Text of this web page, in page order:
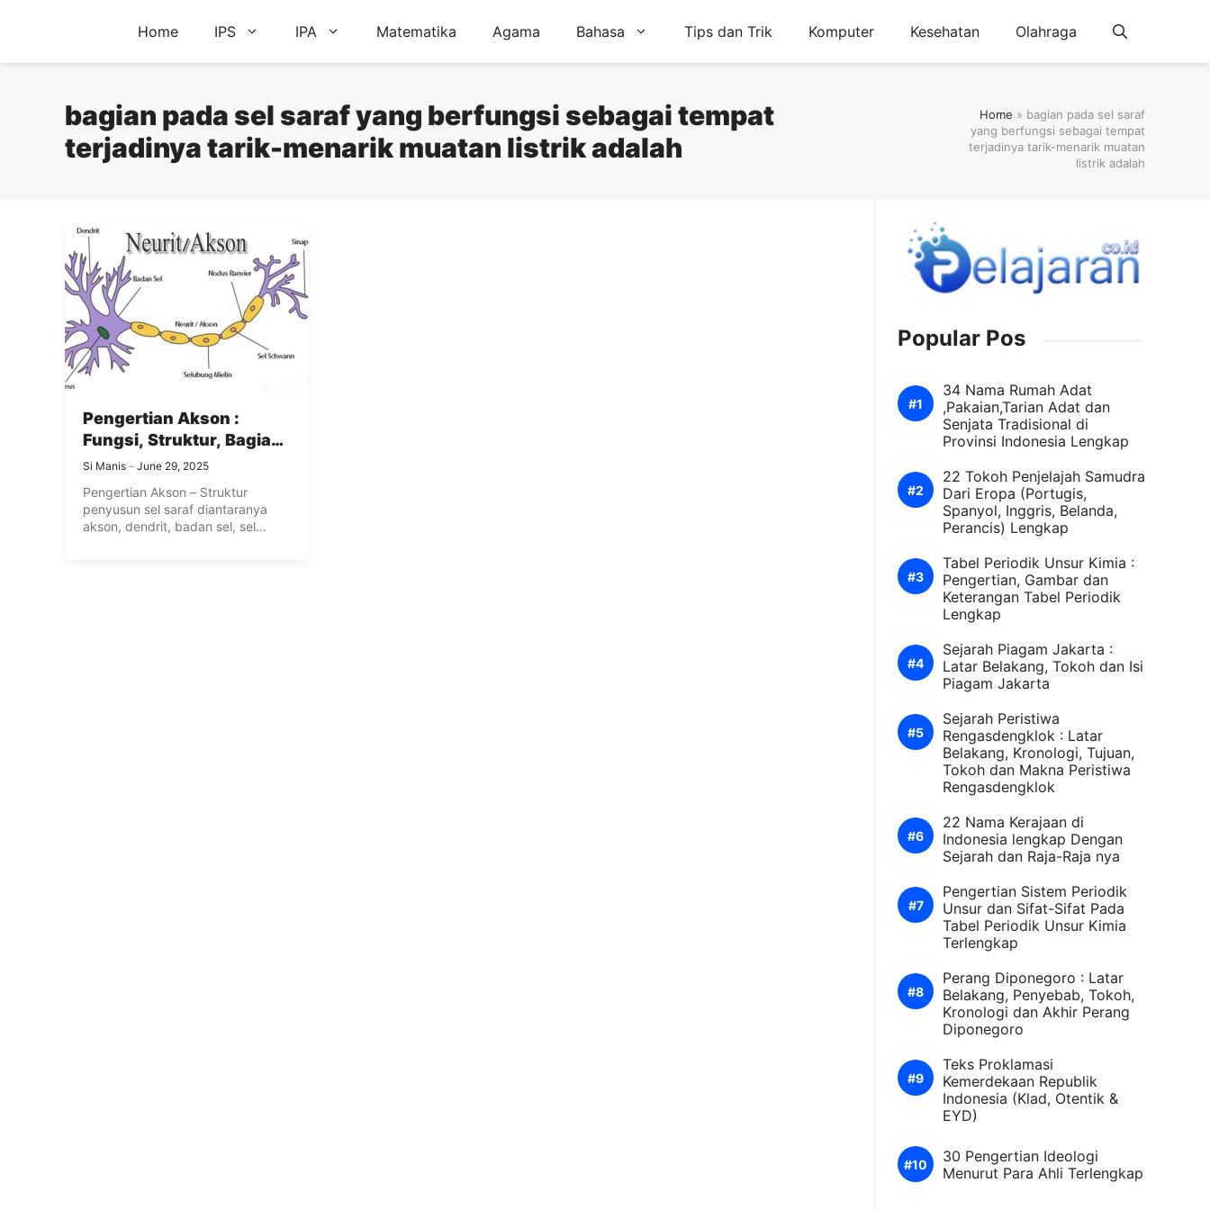
Home IPS IPA Matematika Agama Bahasa Tips dan Trik Komputer Kesehatan Olahraga
bagian pada sel saraf yang berfungsi sebagai tempat
terjadinya tarik-menarik muatan listrik adalah
Home » bagian pada sel saraf
yang berfungsi sebagai tempat
terjadinya tarik-menarik muatan
listrik adalah
Pengertian Akson :
Fungsi, Struktur, Bagian
dan Cara Kerja Akson
Pada Sel Saraf
Si Manis June 29, 2025
Pengertian Akson – Struktur
penyusun sel saraf diantaranya
akson, dendrit, badan sel, sel
Popular Pos
34 Nama Rumah Adat
,Pakaian,Tarian Adat dan
Senjata Tradisional di
Provinsi Indonesia Lengkap
22 Tokoh Penjelajah Samudra
Dari Eropa (Portugis,
Spanyol, Inggris, Belanda,
Perancis) Lengkap
Tabel Periodik Unsur Kimia :
Pengertian, Gambar dan
Keterangan Tabel Periodik
Lengkap
Sejarah Piagam Jakarta :
Latar Belakang, Tokoh dan Isi
Piagam Jakarta
Sejarah Peristiwa
Rengasdengklok : Latar
Belakang, Kronologi, Tujuan,
Tokoh dan Makna Peristiwa
Rengasdengklok
22 Nama Kerajaan di
Indonesia lengkap Dengan
Sejarah dan Raja-Raja nya
Pengertian Sistem Periodik
Unsur dan Sifat-Sifat Pada
Tabel Periodik Unsur Kimia
Terlengkap
Perang Diponegoro : Latar
Belakang, Penyebab, Tokoh,
Kronologi dan Akhir Perang
Diponegoro
Teks Proklamasi
Kemerdekaan Republik
Indonesia (Klad, Otentik &
EYD)
30 Pengertian Ideologi
Menurut Para Ahli Terlengkap